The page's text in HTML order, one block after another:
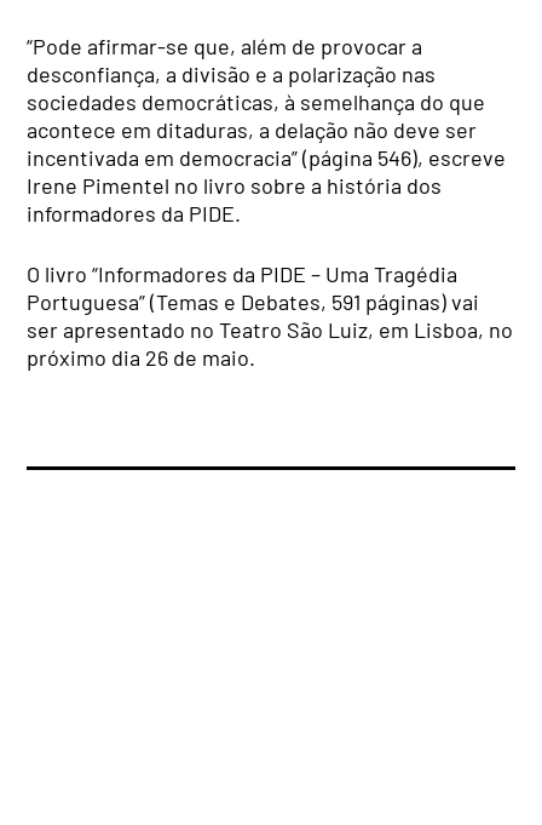
“Pode afirmar-se que, além de provocar a
desconfiança, a divisão e a polarização nas
sociedades democráticas, à semelhança do que
acontece em ditaduras, a delação não deve ser
incentivada em democracia” (página 546), escreve
Irene Pimentel no livro sobre a história dos
informadores da PIDE.
O livro “Informadores da PIDE – Uma Tragédia
Portuguesa” (Temas e Debates, 591 páginas) vai
ser apresentado no Teatro São Luiz, em Lisboa, no
próximo dia 26 de maio.